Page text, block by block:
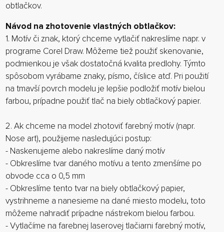
obtlačkov.
Návod na zhotovenie vlastných obtlačkov:
1. Motív či znak, ktorý chceme vytlačiť nakreslíme napr. v
programe Corel Draw. Môžeme tiež použiť skenovanie,
podmienkou je však dostatočná kvalita predlohy. Týmto
spôsobom vyrábame znaky, písmo, číslice atď. Pri použití
na tmavší povrch modelu je lepšie podložiť motív bielou
farbou, prípadne použiť tlač na biely obtlačkový papier.
2. Ak chceme na model zhotoviť farebný motív (napr.
Nose art), použijeme nasledujúci postup:
- Naskenujeme alebo nakreslíme daný motív
- Obkreslíme tvar daného motívu a tento zmenšíme po
obvode cca o 0,5 mm
- Obkreslíme tento tvar na biely obtlačkový papier,
vystrihneme a nanesieme na dané miesto modelu, toto
môžeme nahradiť prípadne nástrekom bielou farbou.
- Vytlačíme na farebnej laserovej tlačiarni farebný motív,